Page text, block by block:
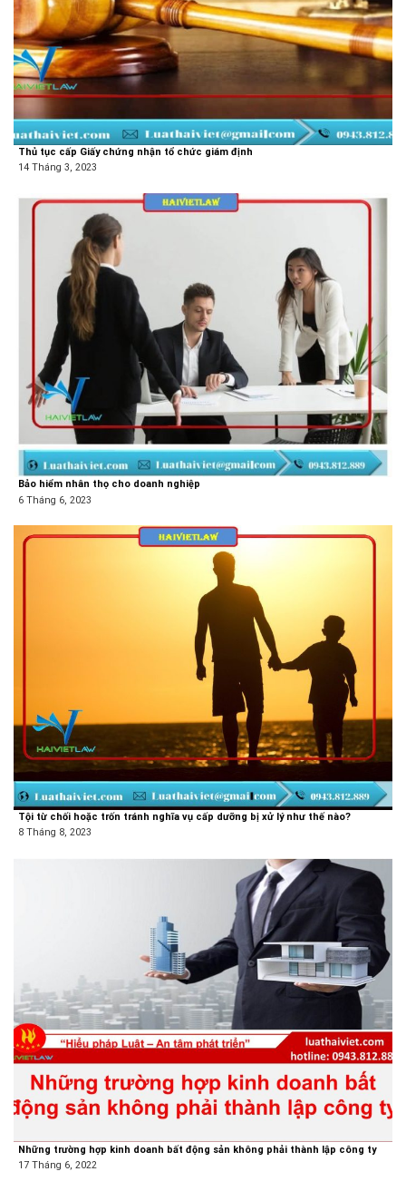
Thủ tục cấp Giấy chứng nhận tổ chức giám định
14 Tháng 3, 2023
Bảo hiểm nhân thọ cho doanh nghiệp
6 Tháng 6, 2023
Tội từ chối hoặc trốn tránh nghĩa vụ cấp dưỡng bị xử lý như thế nào?
8 Tháng 8, 2023
Những trường hợp kinh doanh bất động sản không phải thành lập công ty
17 Tháng 6, 2022